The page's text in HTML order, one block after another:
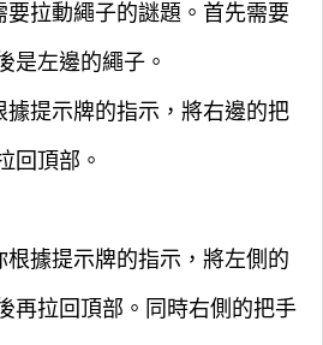
拉動繩子的謎題。首先需要
是左邊的繩子。
提示牌的指示，將右邊的把
回頂部。
據提示牌的指示，將左側的
再拉回頂部。同時右側的把手